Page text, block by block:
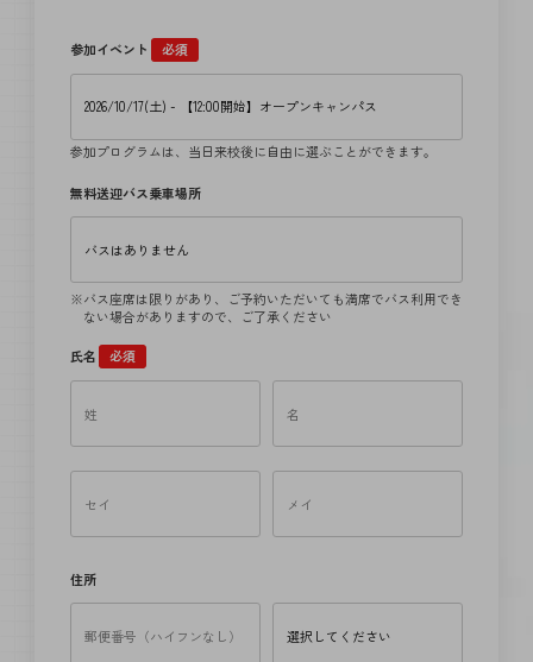
参加イベント 必須
参加プログラムは、当日来校後に自由に選ぶことができます。
無料送迎バス乗車場所
バス座席は限りがあり、ご予約いただいても満席でバス利用でき
ない場合がありますので、ご了承ください
氏名 必須
住所